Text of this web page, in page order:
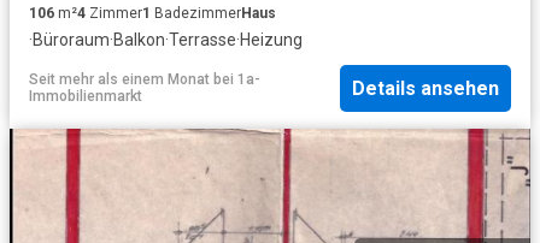
106 m²4 Zimmer1 BadezimmerHaus
·Büroraum·Balkon·Terrasse·Heizung
Seit mehr als einem Monat bei 1a-
Immobilienmarkt
Details ansehen